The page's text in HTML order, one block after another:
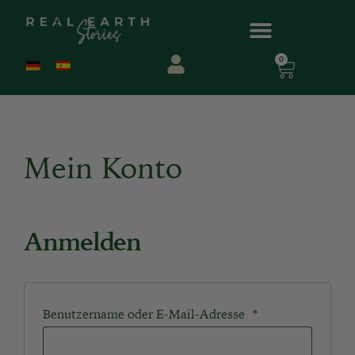
0
Mein Konto
Anmelden
Benutzername oder E-Mail-Adresse *